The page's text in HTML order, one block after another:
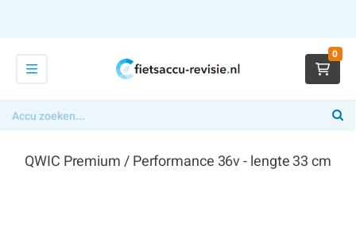
0
QWIC Premium / Performance 36v - lengte 33 cm